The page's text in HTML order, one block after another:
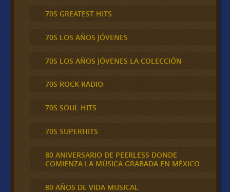
70S GREATEST HITS
70S LOS AÑOS JÓVENES
70S LOS AÑOS JÓVENES LA COLECCIÓN
70S ROCK RADIO
70S SOUL HITS
70S SUPERHITS
80 ANIVERSARIO DE PEERLESS DONDE
COMIENZA LA MÚSICA GRABADA EN MÉXICO
80 AÑOS DE VIDA MUSICAL